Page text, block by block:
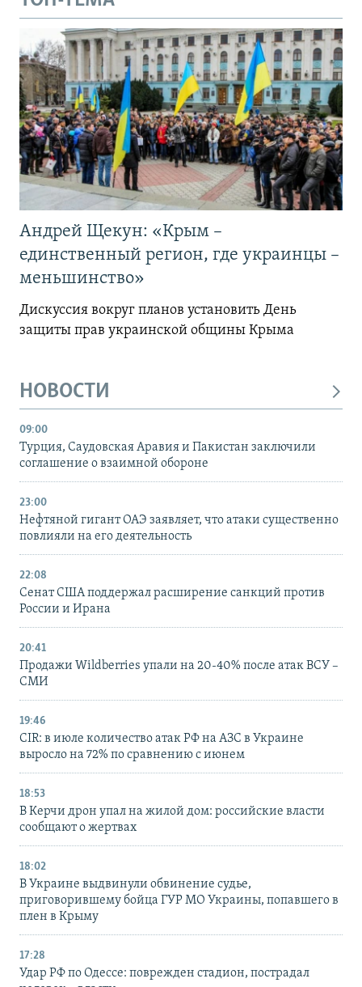
Андрей Щекун: «Крым –
единственный регион, где украинцы –
меньшинство»
Дискуссия вокруг планов установить День
защиты прав украинской общины Крыма
НОВОСТИ
09:00
Турция, Саудовская Аравия и Пакистан заключили
соглашение о взаимной обороне
23:00
Нефтяной гигант ОАЭ заявляет, что атаки существенно
повлияли на его деятельность
22:08
Сенат США поддержал расширение санкций против
России и Ирана
20:41
Продажи Wildberries упали на 20-40% после атак ВСУ –
СМИ
19:46
CIR: в июле количество атак РФ на АЗС в Украине
выросло на 72% по сравнению с июнем
18:53
В Керчи дрон упал на жилой дом: российские власти
сообщают о жертвах
18:02
В Украине выдвинули обвинение судье,
приговорившему бойца ГУР МО Украины, попавшего в
плен в Крыму
17:28
Удар РФ по Одессе: поврежден стадион, пострадал